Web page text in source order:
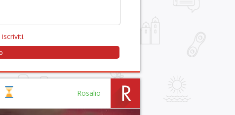
iscriviti.
Rosalio